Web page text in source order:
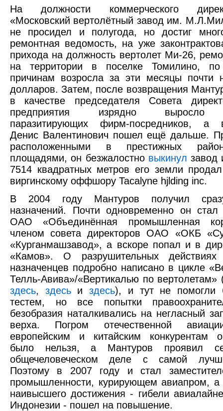
На должности коммерческого
«Московский вертолётный завод им.
не просидел и полугода, но достиг
ремонтная ведомость, на уже
прихода на должность вертолет Ми-26,
на территории в поселке Томилино, по
причинам возросла за эти месяцы почти
долларов. Затем, после возвращения
в качестве председателя Совета
предприятия изрядно выросло
паразитирующих фирм-посредников, а
Денис Валентинович пошел ещё дальше.
расположенными в престижных
площадями, он безжалостно выкинул завод
7514 квадратных метров его земли
виргинскому оффшору Tacalyne hjlding inc.
В 2004 году Мантуров получил
назначений. Почти одновременно он стал
ОАО «Объединённая промышленная
членом совета директоров ОАО «ОКБ
«Курганмашзавод», а вскоре попал и в
«Камов». О разрушительных действиях
назначенцев подробно написано в цикле
Телль-Авива»/«Вертикалью по вертолетам»
здесь, здесьиздесь), и тут не
тестем, но все попытки
безобразия наталкивались на негласный
верха. Погром отечественной
европейским и китайским конкурентам
было нельзя, а Мантуров проявил
общечеловеческом деле с самой
Поэтому в 2007 году и стал
промышленности, курирующем авиапром, а
наивысшего достижения - гибели
Индонезии - пошел на повышение.